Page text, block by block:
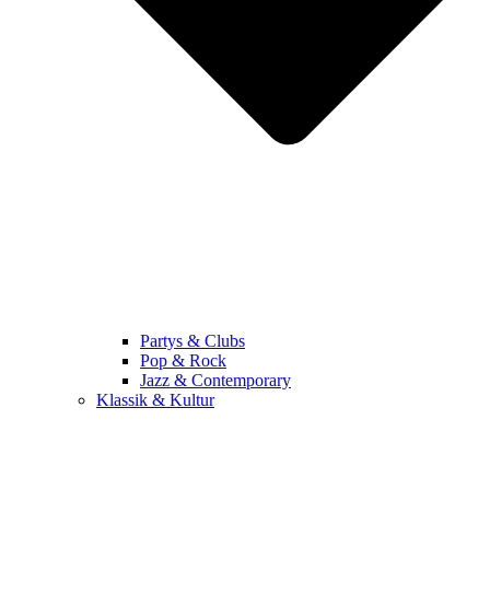
Partys & Clubs
Pop & Rock
Jazz & Contemporary
Klassik & Kultur